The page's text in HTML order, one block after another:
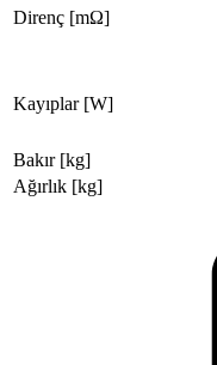
Direnç [mΩ]
Kayıplar [W]
Bakır [kg]
Ağırlık [kg]